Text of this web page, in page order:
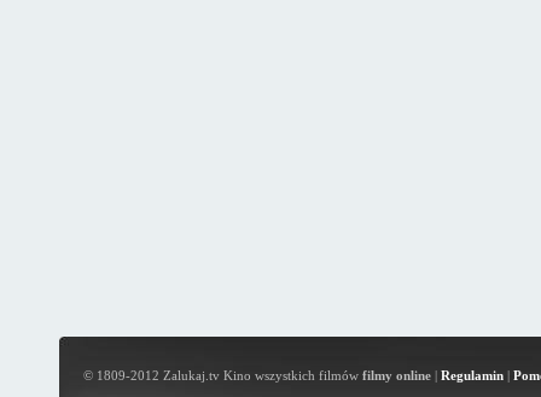
© 1809-2012 Zalukaj.tv Kino wszystkich filmów filmy online| Regulamin|